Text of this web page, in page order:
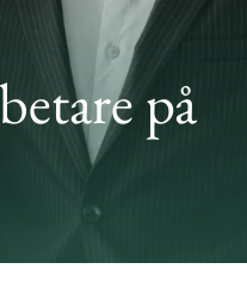
på
Nyheter
Svenska